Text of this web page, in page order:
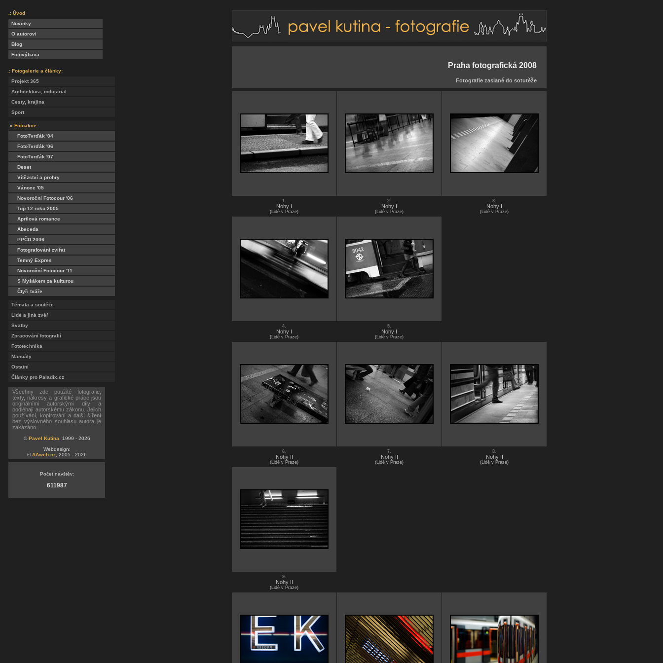
.: Úvod
Novinky
O autorovi
Blog
Fotovýbava
.: Fotogalerie a články:
Projekt 365
Architektura, industrial
Cesty, krajina
Sport
» Fotoakce:
FotoTvrďák '04
FotoTvrďák '06
FotoTvrďák '07
Deset
Vítězství a prohry
Vánoce '05
Novoroční Fotocour '06
Top 12 roku 2005
Aprílová romance
Abeceda
PPČD 2006
Fotografování zvířat
Temný Expres
Novoroční Fotocour '11
S Myšákem za kulturou
Čtyři tváře
Témata a soutěže
Lidé a jiná zvěř
Svatby
Zpracování fotografií
Fototechnika
Manuály
Ostatní
Články pro Paladix.cz
Všechny zde použité fotografie,
texty, nákresy a grafické práce jsou
originálními autorskými díly a
podléhají autorskému zákonu. Jejich
používání, kopírování a další šíření
bez výslovného souhlasu autora je
zakázáno.
©Pavel Kutina , 1999 - 2026
Webdesign:
©AAweb.cz, 2005 - 2026
Počet návštěv:
611987
Praha fotografická 2008
Fotografie zaslané do sotutěže
1.
Nohy I
(Lidé v Praze)
2.
Nohy I
(Lidé v Praze)
3.
Nohy I
(Lidé v Praze)
4.
Nohy I
(Lidé v Praze)
5.
Nohy I
(Lidé v Praze)
6.
Nohy II
(Lidé v Praze)
7.
Nohy II
(Lidé v Praze)
8.
Nohy II
(Lidé v Praze)
9.
Nohy II
(Lidé v Praze)